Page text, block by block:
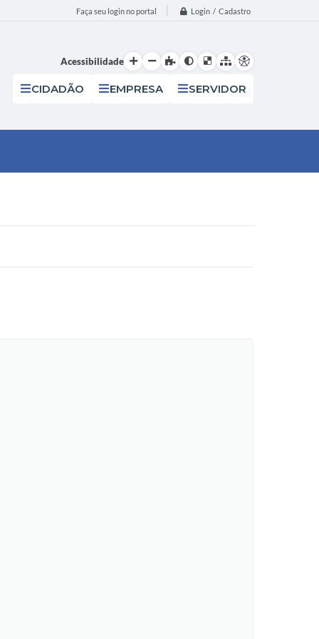
Faça seu login no portal Login / Cadastro
Acessibilidade
CIDADÃO EMPRESA SERVIDOR